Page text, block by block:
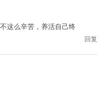
这么辛苦，养活自己终
回复